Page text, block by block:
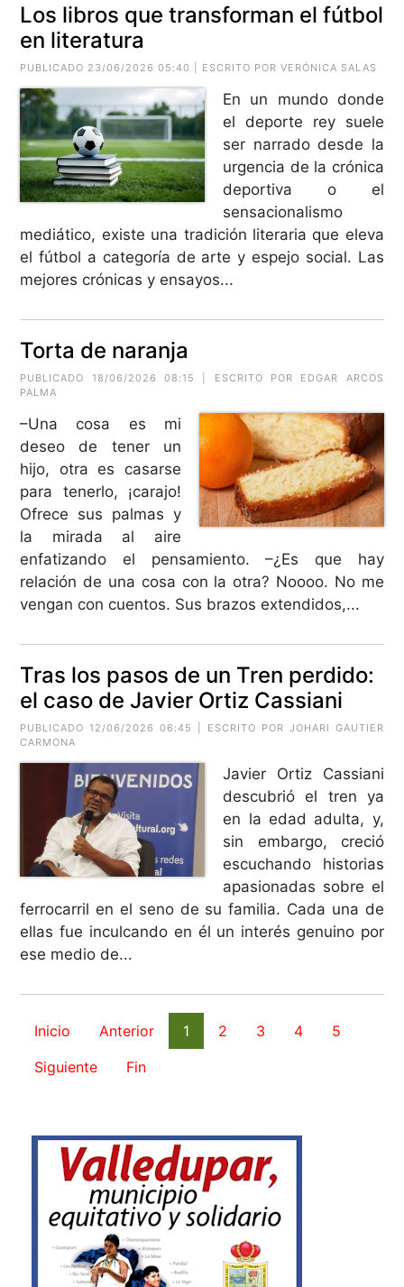
Los libros que transforman el fútbol
en literatura
PUBLICADO 23/06/2026 05:40 | ESCRITO POR VERÓNICA SALAS
En un mundo donde
el deporte rey suele
ser narrado desde la
urgencia de la crónica
deportiva o el
sensacionalismo
mediático, existe una tradición literaria que eleva
el fútbol a categoría de arte y espejo social. Las
mejores crónicas y ensayos...
Torta de naranja
PUBLICADO 18/06/2026 08:15 | ESCRITO POR EDGAR ARCOS
PALMA
–Una cosa es mi
deseo de tener un
hijo, otra es casarse
para tenerlo, ¡carajo!
Ofrece sus palmas y
la mirada al aire
enfatizando el pensamiento. –¿Es que hay
relación de una cosa con la otra? Noooo. No me
vengan con cuentos. Sus brazos extendidos,...
Tras los pasos de un Tren perdido:
el caso de Javier Ortiz Cassiani
PUBLICADO 12/06/2026 06:45 | ESCRITO POR JOHARI GAUTIER
CARMONA
Javier Ortiz Cassiani
descubrió el tren ya
en la edad adulta, y,
sin embargo, creció
escuchando historias
apasionadas sobre el
ferrocarril en el seno de su familia. Cada una de
ellas fue inculcando en él un interés genuino por
ese medio de...
Inicio Anterior 1 2 3 4
5
Siguiente
Fin